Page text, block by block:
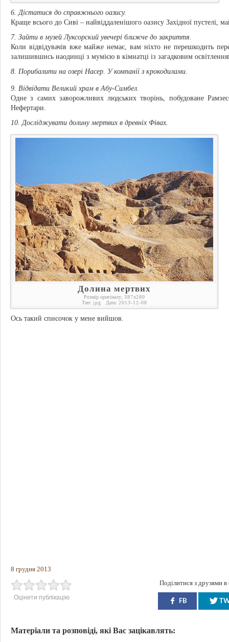
6. Дістатися до справжнього оазису.
Краще всього до Сиві – найвіддаленішого оазису Західної пустелі,
7. Зайти в музей Луксорский увечері ближче до закриття.
Коли відвідувачів вже майже немає, вам ніхто не перешкодить
залишившись наодинці з мумією в кімнатці із загадковим
8. Порибалити на озері Насер. У компанії з крокодилами.
9. Відвідати Великий храм в Абу-Симбел.
Одне з самих заворожливих людських творінь, побудоване
Нефертари.
10. Досліджувати долину мертвих в древніх Фівах.
Долина мертвих
Розмір оригіналу; 387x280
Тип: jpg Дата: 2013-12-08
Ось такий списочок у мене вийшов.
8 грудня 2013
Оцінити публікацію
Поділитися з друзями
FB
Матеріали та розповіді, які Вас зацікавлять: